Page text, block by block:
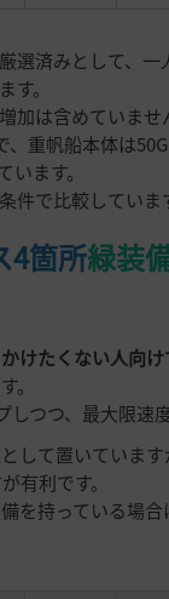
選済みとして、一
す。
加は含めていませ
重帆船本体は
ます。
で比較していま
箇所緑装
けたくない人向け
。
しつつ、最大限速
して置いていま
有利です。
を持っている場